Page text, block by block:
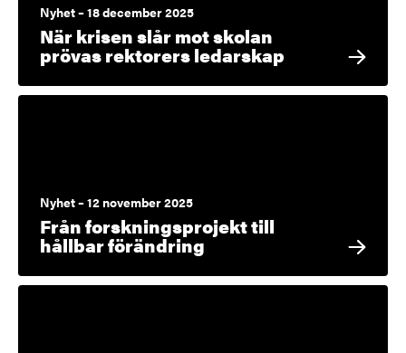
Nyhet – 18 december 2025
När krisen slår mot skolan
prövas rektorers ledarskap
Nyhet – 12 november 2025
Från forskningsprojekt till
hållbar förändring